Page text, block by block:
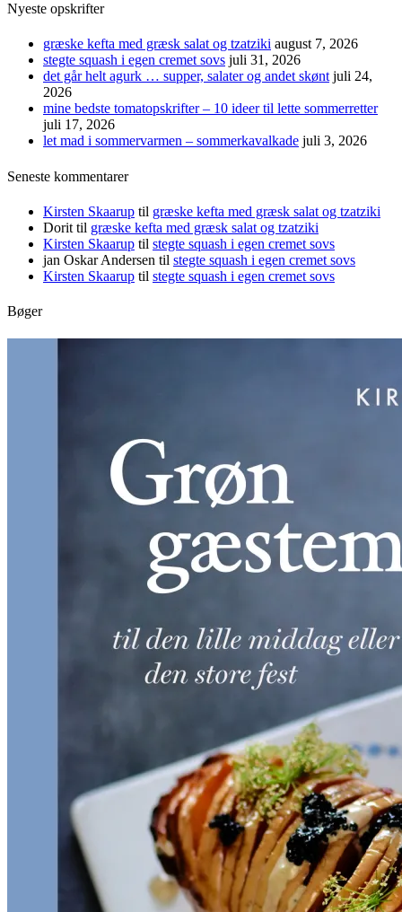
Nyeste opskrifter
græske kefta med græsk salat og tzatziki august 7, 2026
stegte squash i egen cremet sovs juli 31, 2026
det går helt agurk … supper, salater og andet skønt juli 24,
2026
mine bedste tomatopskrifter – 10 ideer til lette sommerretter
juli 17, 2026
let mad i sommervarmen – sommerkavalkade juli 3, 2026
Seneste kommentarer
Kirsten Skaarup til græske kefta med græsk salat og tzatziki
Dorit til græske kefta med græsk salat og tzatziki
Kirsten Skaarup til stegte squash i egen cremet sovs
jan Oskar Andersen til stegte squash i egen cremet sovs
Kirsten Skaarup til stegte squash i egen cremet sovs
Bøger